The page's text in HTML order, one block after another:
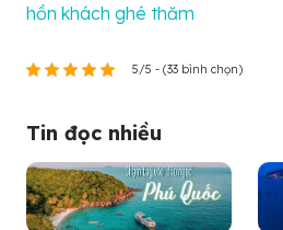
hồn khách ghé thăm
5/5 - (33 bình chọn)
Tin đọc nhiều